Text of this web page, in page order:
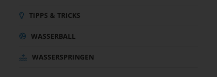
TIPPS & TRICKS
WASSERBALL
WASSERSPRINGEN